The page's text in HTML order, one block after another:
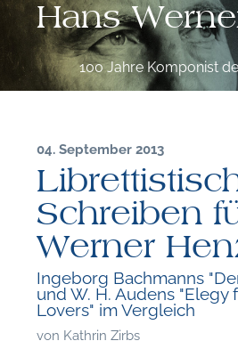
Hans
100 Jahre Komponist
04. September 2013
Schreiben
Werner
Ingeborg Bachmanns
und W. H. Audens "Elegy
Lovers" im Vergleich
von Kathrin Zirbs